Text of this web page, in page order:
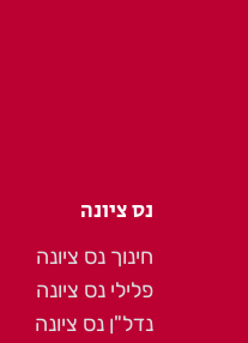
נס ציונה
חינוך נס ציונה
פלילי נס ציונה
נדל"ן נס ציונה